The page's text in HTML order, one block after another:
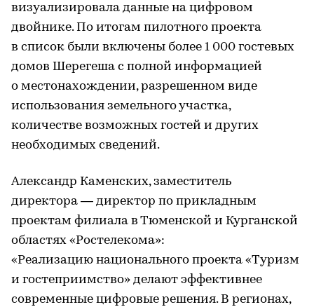
визуализировала данные на цифровом
двойнике. По итогам пилотного проекта
в список были включены более 1 000 гостевых
домов Шерегеша с полной информацией
о местонахождении, разрешенном виде
использования земельного участка,
количестве возможных гостей и других
необходимых сведений.
Александр Каменских, заместитель
директора — директор по прикладным
проектам филиала в Тюменской и Курганской
областях «Ростелекома»:
«Реализацию национального проекта «Туризм
и гостеприимство» делают эффективнее
современные цифровые решения. В регионах,